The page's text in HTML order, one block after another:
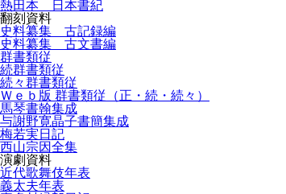
熱田本 日本書紀
翻刻資料
史料纂集 古記録編
史料纂集 古文書編
群書類従
続群書類従
続々群書類従
Ｗｅｂ版 群書類従（正・続・続々）
馬琴書翰集成
与謝野寛晶子書簡集成
梅若実日記
西山宗因全集
演劇資料
近代歌舞伎年表
義太夫年表